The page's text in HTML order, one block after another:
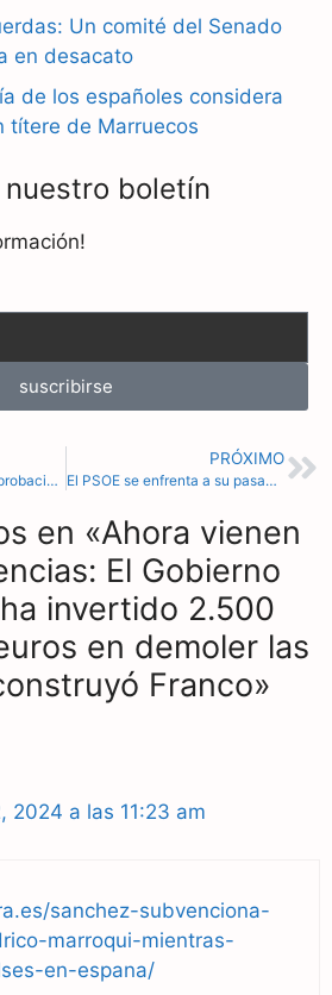
Un comité del Senado
en desacato
de los españoles considera
títere de Marruecos
boletín
suscribirse
Más represión con la aprobación de la Ley de delitos de odio en Irlanda: una herramienta para la censura de la libertad de expresión
PRÓXIMO
El PSOE se enfrenta a su pasado criminal. La verdadera memoria histórica: 40 checas de tortura y asesinatos tuvo el PSOE en el Madrid de 1936
en «Ahora vienen
El Gobierno
invertido 2.500
en demoler las
Franco»
2024 a las 11:23 am
sanchez-subvenciona-
marroqui-mientras-
en-espana/